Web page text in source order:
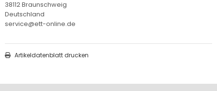
38112 Braunschweig
Deutschland
service@ett-online.de
Artikeldatenblatt drucken